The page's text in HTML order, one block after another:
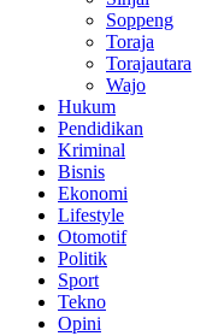
Soppeng
Toraja
Torajautara
Wajo
Hukum
Pendidikan
Kriminal
Bisnis
Ekonomi
Lifestyle
Otomotif
Politik
Sport
Tekno
Opini